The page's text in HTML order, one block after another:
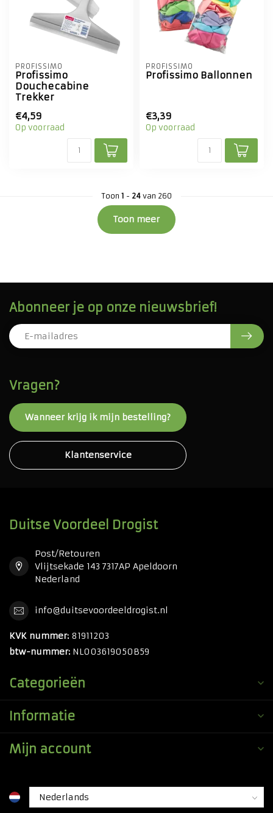
PROFISSIMO
Profissimo
Douchecabine
Trekker
€4,59
Op voorraad
PROFISSIMO
Profissimo Ballonnen
€3,39
Op voorraad
Toon 1 - 24van 260
Toon meer
Vragen?
Wanneer krijg ik mijn bestelling?
Klantenservice
Abonneer je op onze nieuwsbrief!
Duitse Voordeel Drogist
Post/Retouren
Vlijtsekade 143 7317AP Apeldoorn
Nederland
info@duitsevoordeeldrogist.nl
KVK nummer: 81911203
btw-nummer: NL003619050B59
Categorieën
Informatie
Mijn account